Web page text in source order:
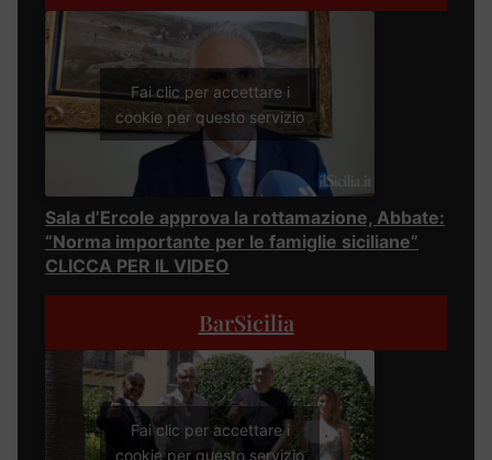
Fai clic per accettare i
cookie per questo servizio
Sala d’Ercole approva la rottamazione, Abbate:
“Norma importante per le famiglie siciliane”
CLICCA PER IL VIDEO
BarSicilia
Fai clic per accettare i
cookie per questo servizio